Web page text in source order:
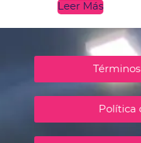
Leer Más
Política